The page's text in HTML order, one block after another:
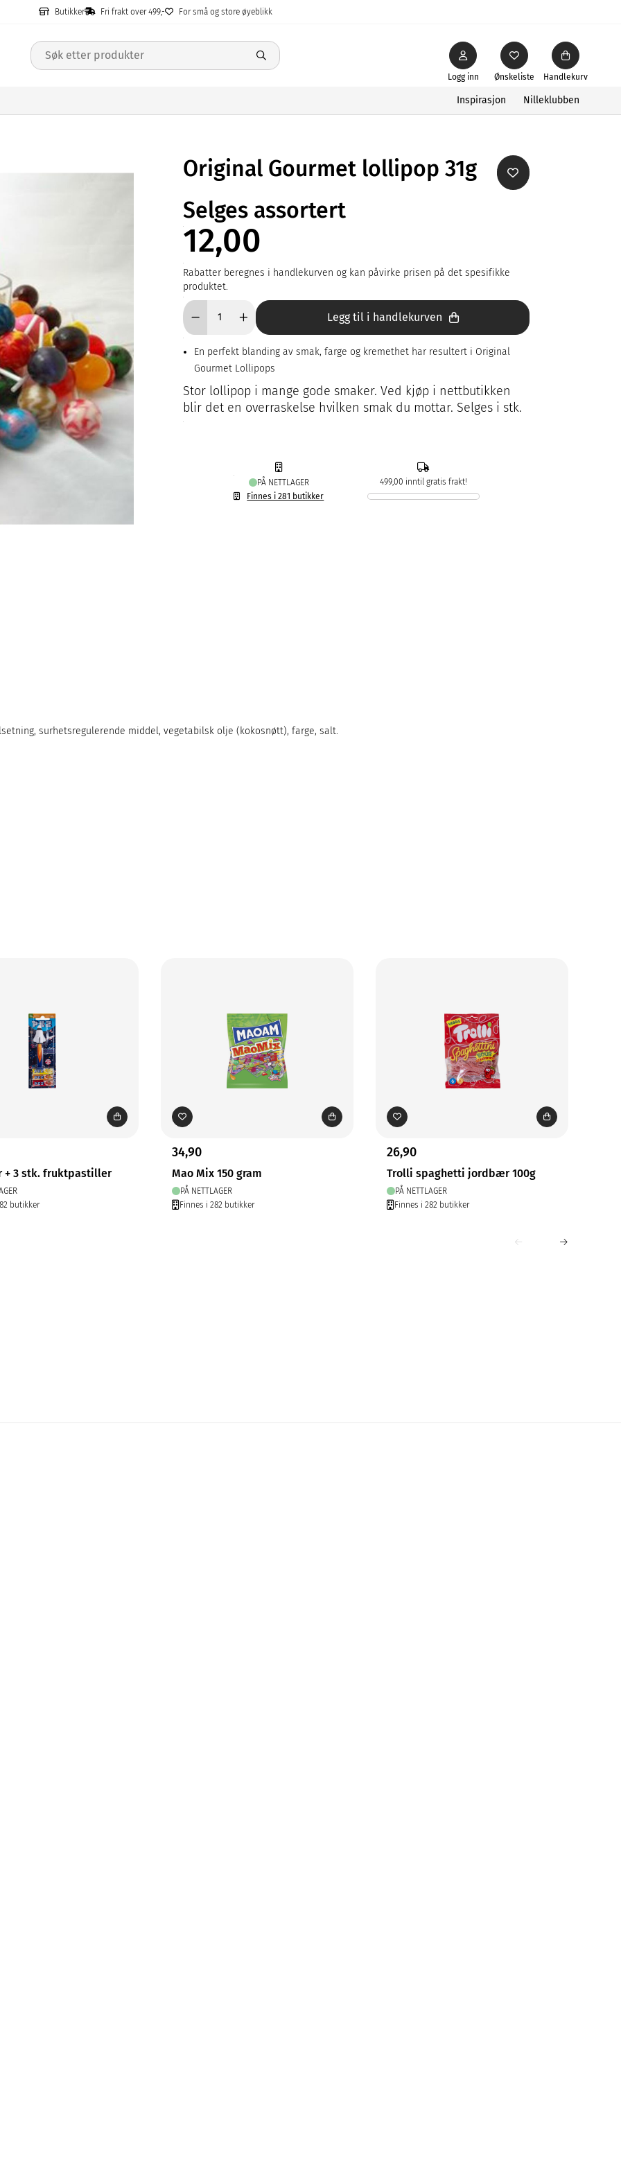
Butikker Fri frakt over 499,- For små og store øyeblikk
Ønskeliste
Logg inn Handlekurv
Inspirasjon Nilleklubben
Original Gourmet lollipop 31g
Selges assortert
12,00
Rabatter beregnes i handlekurven og kan påvirke prisen på det spesifikke
produktet.
Legg til i handlekurven
En perfekt blanding av smak, farge og kremethet har resultert i Original
Gourmet Lollipops
Stor lollipop i mange gode smaker. Ved kjøp i nettbutikken
blir det en overraskelse hvilken smak du mottar. Selges i stk.
PÅ NETTLAGER
Finnes i 281 butikker
499,00 inntil gratis frakt!
surhetsregulerende middel, vegetabilsk olje (kokosnøtt), farge, salt.
+ 3 stk. fruktpastiller
butikker
34,90
Mao Mix 150 gram
PÅ NETTLAGER
Finnes i 282 butikker
26,90
Trolli spaghetti jordbær 100g
PÅ NETTLAGER
Finnes i 282 butikker